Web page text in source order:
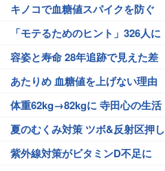
キノコで血糖値スパイクを防ぐ
「モテるためのヒント」326人に
容姿と寿命 28年追跡で見えた差
あたりめ 血糖値を上げない理由
体重62kg→82kgに 寺田心の生活
夏のむくみ対策 ツボ&反射区押し
紫外線対策がビタミンD不足に